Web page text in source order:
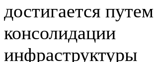
достигается путем
консолидации
инфраструктуры